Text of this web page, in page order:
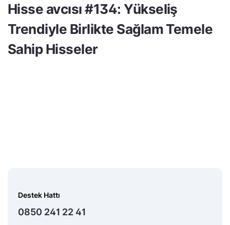
Hisse avcısı #134: Yükseliş
Trendiyle Birlikte Sağlam Temele
Sahip Hisseler
Destek Hattı
0850 241 22 41